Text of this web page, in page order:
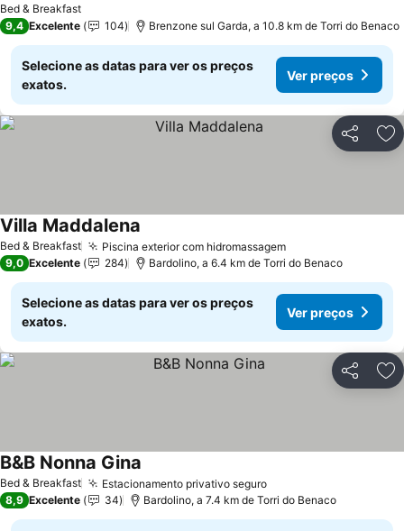
Bed & Breakfast
9,4 Excelente 104 Brenzone sul Garda, a 10.8 km de Torri do Benaco
Selecione as datas para ver os preços
exatos.
Ver preços
Partilhar
Bed & Breakfast Piscina exterior com hidromassagemVer preços
Villa Maddalena
9,0 Excelente 284 Bardolino, a 6.4 km de Torri do Benaco
Selecione as datas para ver os preços
exatos.
Ver preços
Partilhar
Bed & Breakfast Estacionamento privativo seguroVer preços
B&B Nonna Gina
8,9 Excelente 34 Bardolino, a 7.4 km de Torri do Benaco